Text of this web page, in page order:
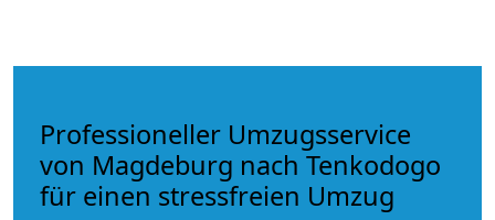
Professioneller Umzugsservice
von Magdeburg nach Tenkodogo
für einen stressfreien Umzug